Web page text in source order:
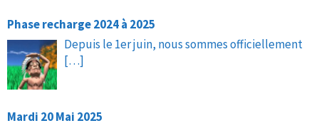
Phase recharge 2024 à 2025
Depuis le 1er juin, nous sommes officiellement
[…]
Mardi 20 Mai 2025